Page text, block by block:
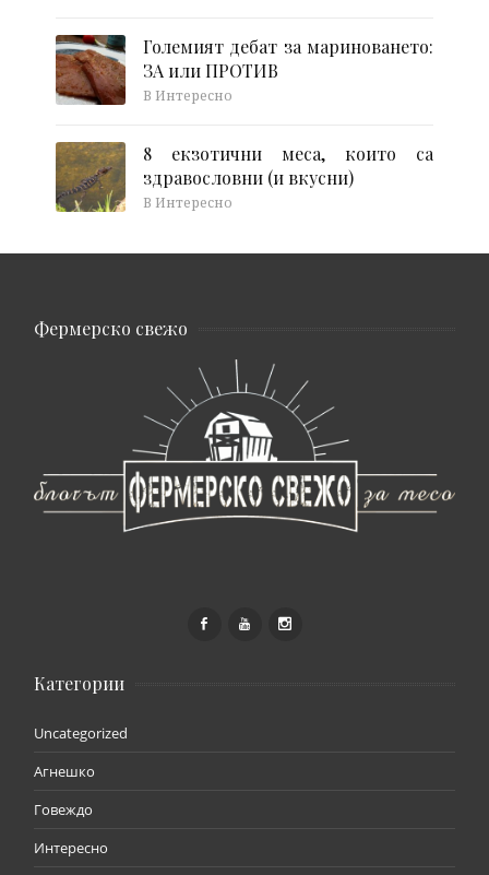
Големият дебат за мариноването:
ЗА или ПРОТИВ
В Интересно
8 екзотични меса, които са
здравословни (и вкусни)
В Интересно
Фермерско свежо
Категории
Uncategorized
Агнешко
Говеждо
Интересно